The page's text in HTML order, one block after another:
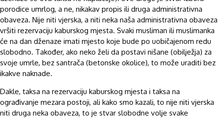
porodice umrlog, a ne, nikakav propis ili druga administrativna
obaveza. Nije niti vjerska, a niti neka naša administrativna obaveza
vršiti rezervaciju kaburskog mjesta. Svaki musliman ili muslimanka
će na dan dženaze imati mjesto koje bude po uobičajenom redu
slobodno. Također, ako neko želi da postavi nišane (obilježja) za
svoje umrle, bez santrača (betonske okolice), to može uraditi bez
ikakve naknade.
Dakle, taksa na rezervaciju kaburskog mjesta i taksa na
ograđivanje mezara postoji, ali kako smo kazali, to nije niti vjerska
niti druga neka obaveza, to je stvar slobodne volje svake